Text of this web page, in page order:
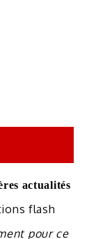
actualités
flash
pour ce